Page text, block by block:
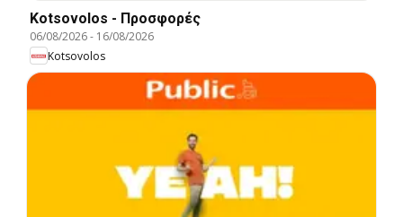
Kotsovolos - Προσφορές
06/08/2026- 16/08/2026
Kotsovolos